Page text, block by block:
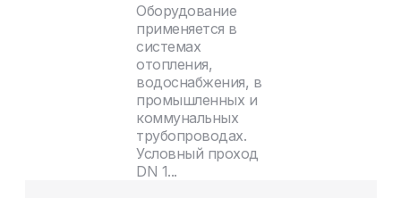
Оборудование
применяется в
системах
отопления,
водоснабжения, в
промышленных и
коммунальных
трубопроводах.
Условный проход
DN 1...